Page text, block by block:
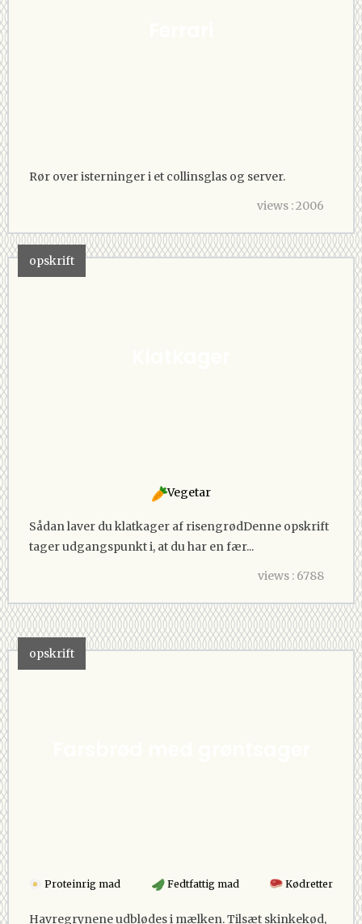
Rør over isterninger i et collinsglas og server.
views : 2006
opskrift
Vegetar
Sådan laver du klatkager af risengrødDenne opskrift
tager udgangspunkt i, at du har en fær...
views : 6788
opskrift
Proteinrig mad Fedtfattig mad Kødretter
Havregrynene udblødes i mælken. Tilsæt skinkekød,